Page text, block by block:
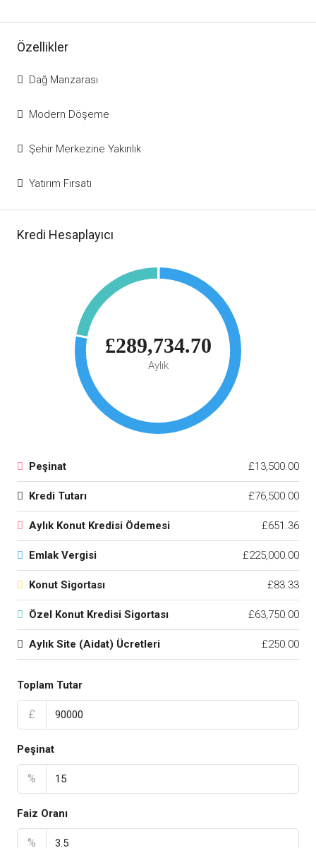
Özellikler
Dağ Manzarası
Modern Döşeme
Şehir Merkezine Yakınlık
Yatırım Fırsatı
Kredi Hesaplayıcı
£289,734.70
Aylık
Peşinat £13,500.00
Kredi Tutarı £76,500.00
Aylık Konut Kredisi Ödemesi £651.36
Emlak Vergisi £225,000.00
Konut Sigortası £83.33
Özel Konut Kredisi Sigortası £63,750.00
Aylık Site (Aidat) Ücretleri £250.00
Toplam Tutar
£
Peşinat
%
Faiz Oranı
%